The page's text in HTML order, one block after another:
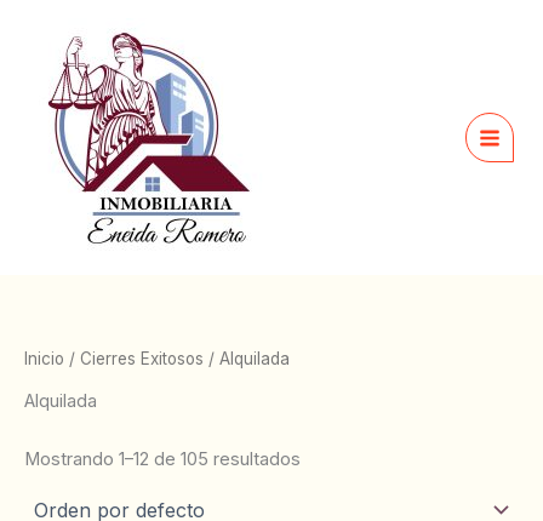
contenido
Inicio / Cierres Exitosos / Alquilada
Alquilada
Mostrando 1–12 de 105 resultados